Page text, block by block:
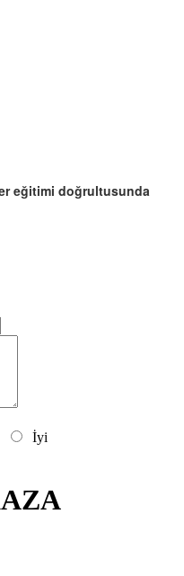
eğitimi doğrultusunda
İyi